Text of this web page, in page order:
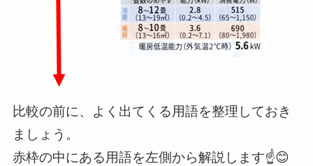
比較の前に、よく出てくる用語を整理しておき
ましょう。
赤枠の中にある用語を左側から解説します☝️😊